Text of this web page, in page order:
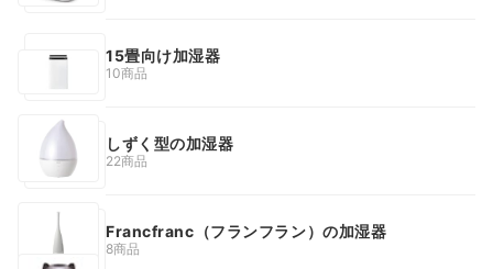
15畳向け加湿器
10商品
しずく型の加湿器
22商品
Francfranc（フランフラン）の加湿器
8商品